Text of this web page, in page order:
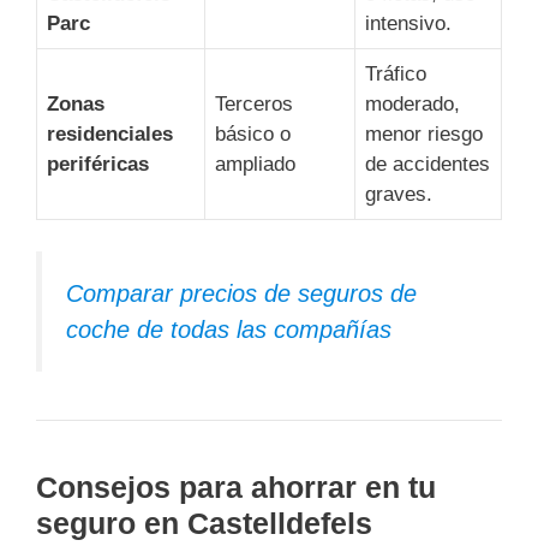
Parc
intensivo.
Zonas
residenciales
periféricas
Terceros
básico o
ampliado
Tráfico
moderado,
menor riesgo
de accidentes
graves.
Comparar precios de seguros de
coche de todas las compañías
Consejos para ahorrar en tu
seguro en Castelldefels